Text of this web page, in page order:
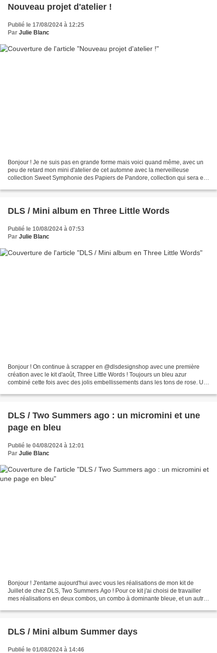
Nouveau projet d'atelier !
Publié le 17/08/2024 à 12:25
Par Julie Blanc
Bonjour ! Je ne suis pas en grande forme mais voici quand même, avec un
peu de retard mon mini d'atelier de cet automne avec la merveilleuse
collection Sweet Symphonie des Papiers de Pandore, collection qui sera en
DLS / Mini album en Three Little Words
Publié le 10/08/2024 à 07:53
Par Julie Blanc
Bonjour ! On continue à scrapper en @dlsdesignshop avec une première
création avec le kit d'août, Three Little Words ! Toujours un bleu azur
combiné cette fois avec des jolis embellissements dans les tons de rose. Un
DLS / Two Summers ago : un micromini et une
page en bleu
Publié le 04/08/2024 à 12:01
Par Julie Blanc
Bonjour ! J'entame aujourd'hui avec vous les réalisations de mon kit de
Juillet de chez DLS, Two Summers Ago ! Pour ce kit j'ai choisi de travailler
mes réalisations en deux combos, un combo à dominante bleue, et un autre
DLS / Mini album Summer days
Publié le 01/08/2024 à 14:46